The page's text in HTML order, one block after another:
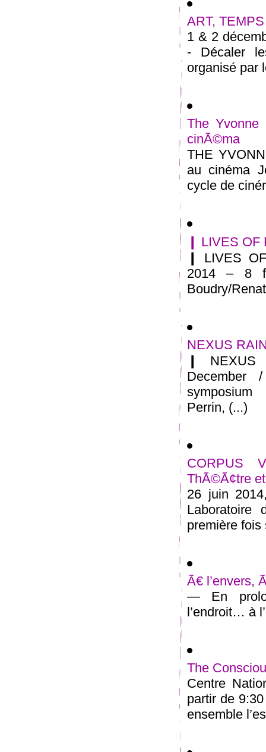
ART,
1 & 2
- Décaler
organisé par
The
cinÃ©ma
THE
au cinéma
cycle de
❙ LIVES OF
❙ LIVES
2014 – 8
Boudry/
NEXUS
❙ NEXUS
December
Perrin, (...)
CORPUS
ThÃ©Ã¢tre
26 juin
Laboratoire
première fois
Ã€ l’envers,
— En
l’endroit… à
The
Centre
partir de
ensemble